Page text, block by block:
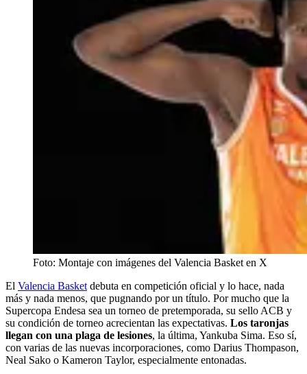
Foto: Montaje con imágenes del Valencia Basket en X
El Valencia Basket debuta en competición oficial y lo hace, nada
más y nada menos, que pugnando por un título. Por mucho que la
Supercopa Endesa sea un torneo de pretemporada, su sello ACB y
su condición de torneo acrecientan las expectativas. Los taronjas
llegan con una plaga de lesiones, la última, Yankuba Sima. Eso sí,
con varias de las nuevas incorporaciones, como Darius Thompason,
Neal Sako o Kameron Taylor, especialmente entonadas.